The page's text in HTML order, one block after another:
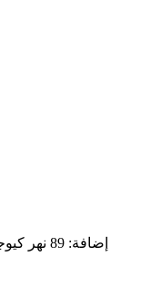
إضافة: